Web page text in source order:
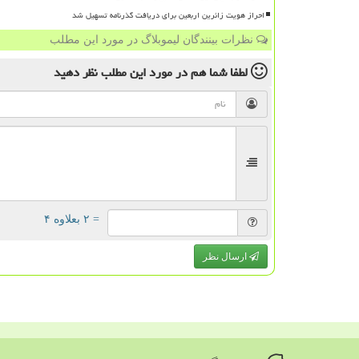
احراز هویت زائرین اربعین برای دریافت گذرنامه تسهیل شد
نظرات بینندگان لیموبلاگ در مورد این مطلب
لطفا شما همدر مورد این مطلبنظر دهید
= ۲ بعلاوه ۴
ارسال نظر